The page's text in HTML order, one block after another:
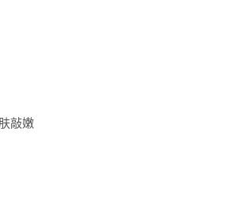
敲嫩